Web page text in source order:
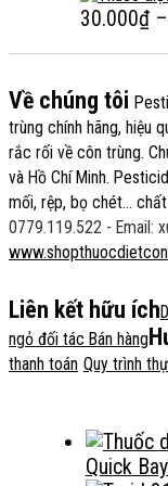
30.000₫ –
Về chúng tôi
trùng chính hãng, hiệu
rắc rối về côn trùng.
và Hồ Chí Minh.
mối, rệp, bọ chét...
0779.119.522 - Email:
Liên kết hữu ích
ngỏ đối tác Bán hàng
thanh toán Quy trình
Quick